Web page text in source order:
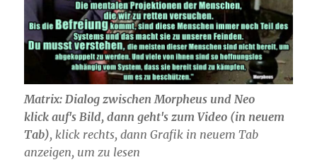
Matrix: Dialog zwischen Morpheus und Neo
klick auf's Bild, dann geht's zum Video (in neuem
Tab), klick rechts, dann Grafik in neuem Tab
anzeigen, um zu lesen